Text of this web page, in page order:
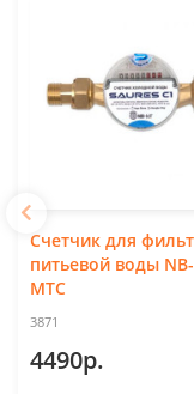
Счетчик для
питьевой воды
МТС
3871
4490р.